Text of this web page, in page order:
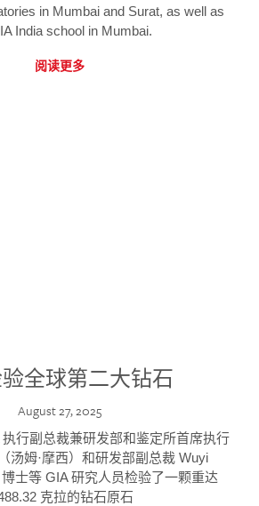
in Mumbai and Surat, as well as
India school in Mumbai.
阅读更多
验全球第二大钻石
August 27, 2025
执行副总裁兼研发部和鉴定所首席执行
汤姆·摩西）和研发部副总裁 Wuyi
士等 GIA 研究人员检验了一颗重达
克拉的钻石原石